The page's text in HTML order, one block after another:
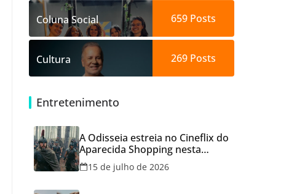
Coluna Social 659Posts
Cultura 269Posts
Entretenimento
A Odisseia estreia no Cineflix do
Aparecida Shopping nesta
quinta, 16
15 de julho de 2026